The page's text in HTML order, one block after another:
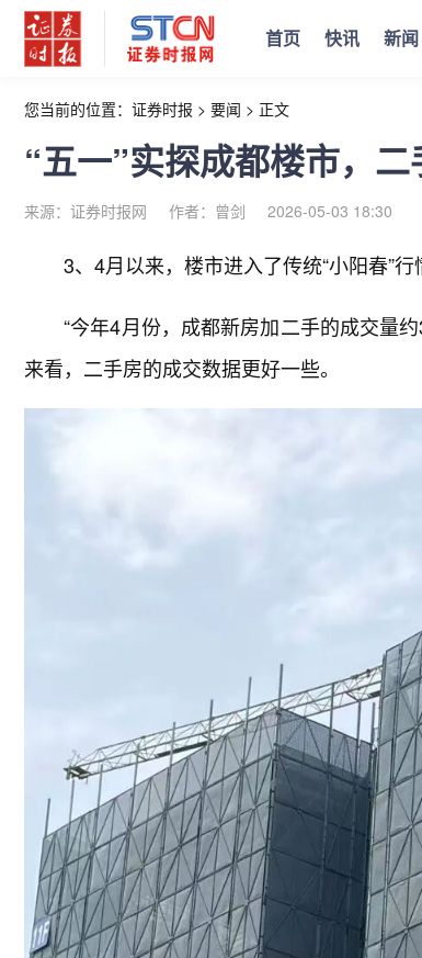
首页 快讯 新闻
您当前的位置： 证券时报 > 要闻 > 正文
“五一”实探成都楼市，二
来源：证券时报网 作者：曾剑 2026-05-03 18:30
3、4月以来，楼市进入了传统“小阳春”
“今年4月份，成都新房加二手的成交量
来看，二手房的成交数据更好一些。